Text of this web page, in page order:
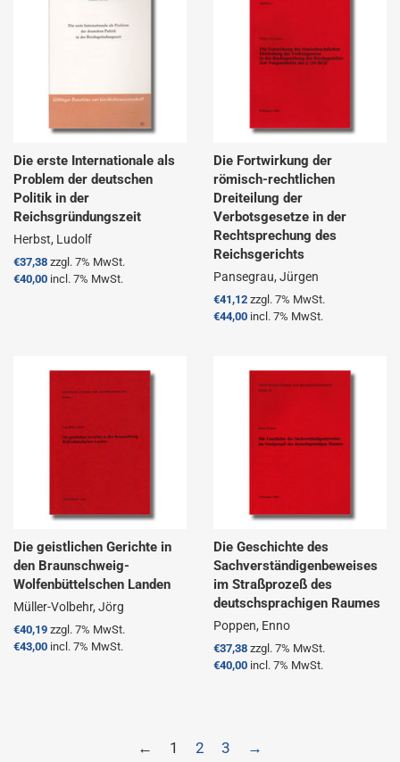
Die erste Internationale als
Problem der deutschen
Politik in der
Reichsgründungszeit
Herbst, Ludolf
Normaler
Preis
€37,38 zzgl. 7% MwSt.
€40,00 incl. 7% MwSt.
Die Fortwirkung der
römisch-rechtlichen
Dreiteilung der
Verbotsgesetze in der
Rechtsprechung des
Reichsgerichts
Pansegrau, Jürgen
Normaler
Preis
€41,12 zzgl. 7% MwSt.
€44,00 incl. 7% MwSt.
Die geistlichen Gerichte in
den Braunschweig-
Wolfenbüttelschen Landen
Müller-Volbehr, Jörg
Normaler
Preis
€40,19 zzgl. 7% MwSt.
€43,00 incl. 7% MwSt.
Die Geschichte des
Sachverständigenbeweises
im Straßprozeß des
deutschsprachigen Raumes
Poppen, Enno
Normaler
Preis
€37,38 zzgl. 7% MwSt.
€40,00 incl. 7% MwSt.
← 1 2 3 →